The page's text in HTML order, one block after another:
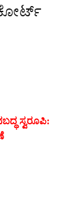
ಸ್ವರೂಪಿ: